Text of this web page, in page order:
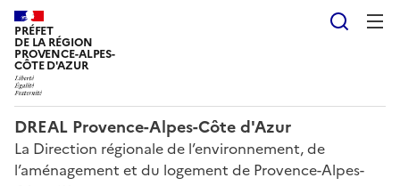
PRÉFET
DE LA RÉGION
PROVENCE-ALPES-
CÔTE D'AZUR
DREAL Provence-Alpes-Côte d'Azur
La Direction régionale de l’environnement, de
l’aménagement et du logement de Provence-Alpes-